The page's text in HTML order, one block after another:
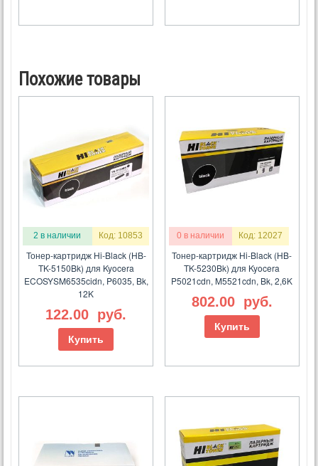
Похожие товары
2 в наличии Код: 10853
Тонер-картридж Hi-Black (HB-
TK-5150Bk) для Kyocera
ECOSYSM6535cidn, P6035, Bk,
12K
122.00 руб.
Купить
0 в наличии Код: 12027
Тонер-картридж Hi-Black (HB-
TK-5230Bk) для Kyocera
P5021cdn, M5521cdn, Bk, 2,6K
802.00 руб.
Купить